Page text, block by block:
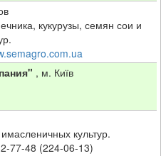
кукурузы, семян сои и
, м. Київ
культур.
77-48 (224-06-13)